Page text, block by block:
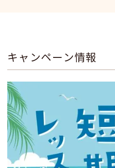
キャンペーン情報